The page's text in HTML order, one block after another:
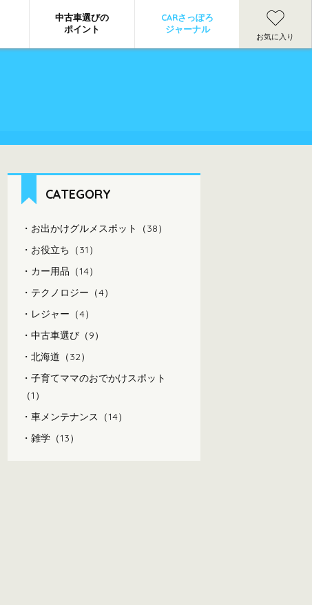
中古車選びの
ポイント
CARさっぽろ
ジャーナル
お気に入り
CATEGORY
お出かけグルメスポット（38）
お役立ち（31）
カー用品（14）
テクノロジー（4）
レジャー（4）
中古車選び（9）
北海道（32）
子育てママのおでかけスポット
（1）
車メンテナンス（14）
雑学（13）